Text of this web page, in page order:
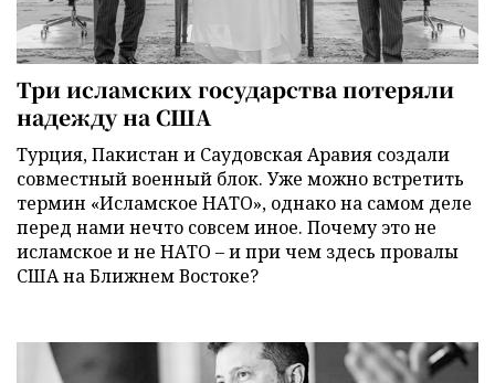
Три исламских государства потеряли
надежду на США
Турция, Пакистан и Саудовская Аравия создали
совместный военный блок. Уже можно встретить
термин «Исламское НАТО», однако на самом деле
перед нами нечто совсем иное. Почему это не
исламское и не НАТО – и при чем здесь провалы
США на Ближнем Востоке?